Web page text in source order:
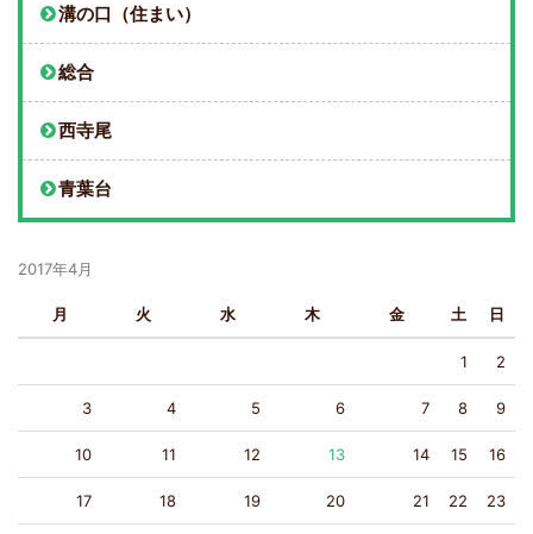
溝の口（住まい）
総合
西寺尾
青葉台
2017年4月
月 火 水 木 金 土 日
1 2
3 4 5 6 7 8 9
10 11 12 13 14 15 16
17 18 19 20 21 22 23